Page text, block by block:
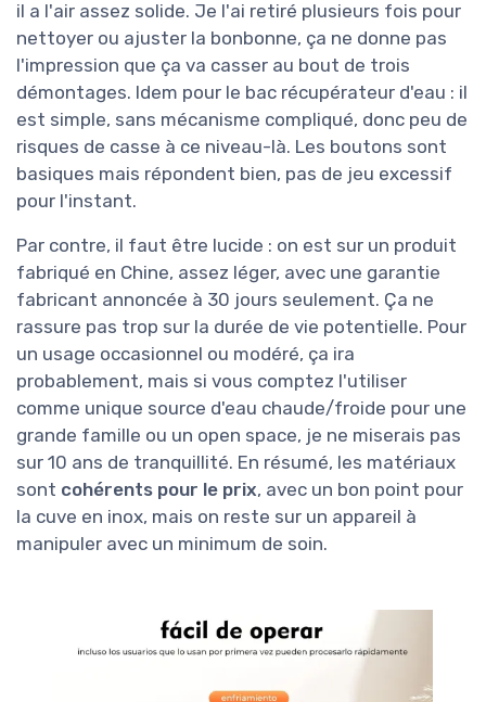
il a l'air assez solide. Je l'ai retiré plusieurs fois pour
nettoyer ou ajuster la bonbonne, ça ne donne pas
l'impression que ça va casser au bout de trois
démontages. Idem pour le bac récupérateur d'eau : il
est simple, sans mécanisme compliqué, donc peu de
risques de casse à ce niveau-là. Les boutons sont
basiques mais répondent bien, pas de jeu excessif
pour l'instant.
Par contre, il faut être lucide : on est sur un produit
fabriqué en Chine, assez léger, avec une garantie
fabricant annoncée à 30 jours seulement. Ça ne
rassure pas trop sur la durée de vie potentielle. Pour
un usage occasionnel ou modéré, ça ira
probablement, mais si vous comptez l'utiliser
comme unique source d'eau chaude/froide pour une
grande famille ou un open space, je ne miserais pas
sur 10 ans de tranquillité. En résumé, les matériaux
sont cohérents pour le prix, avec un bon point pour
la cuve en inox, mais on reste sur un appareil à
manipuler avec un minimum de soin.